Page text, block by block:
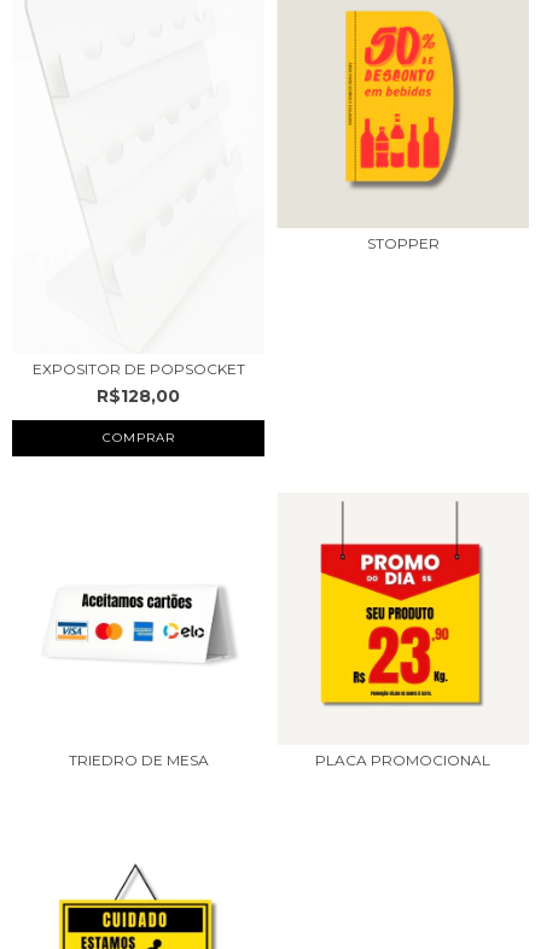
EXPOSITOR DE POPSOCKET
R$128,00
COMPRAR
STOPPER
TRIEDRO DE MESA PLACA PROMOCIONAL